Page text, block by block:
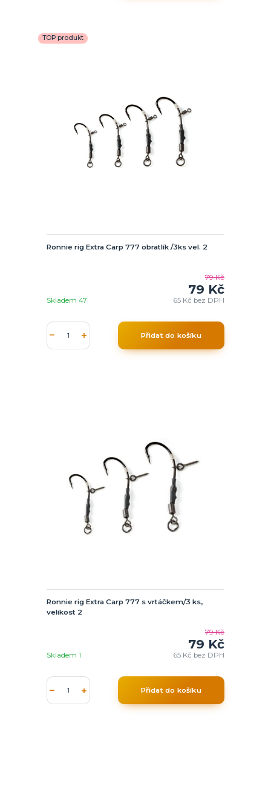
TOP produkt
Ronnie rig Extra Carp 777 obratlík /3ks vel. 2
79 Kč
79 Kč
65 Kč bez DPH
Skladem 47
Přidat do košíku
Ronnie rig Extra Carp 777 s vrtáčkem/3 ks,
velikost 2
79 Kč
79 Kč
65 Kč bez DPH
Skladem 1
Přidat do košíku